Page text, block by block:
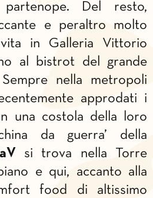
Del resto,
e peraltro molto
in Galleria Vittorio
al bistrot del grande
nella metropoli
approdati i
una costola della loro
da guerra’ della
si trova nella Torre
e qui, accanto alla
food di altissimo